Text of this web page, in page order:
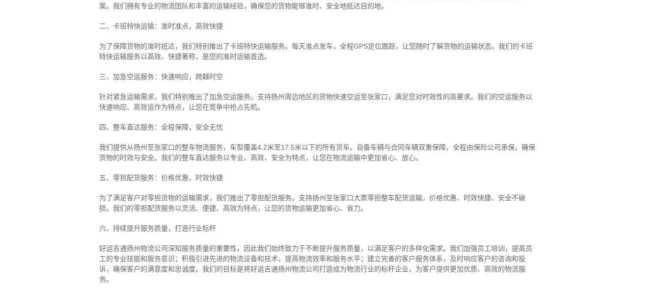
案。我们拥有专业的物流团队和丰富的运输经验，确保您的货物能够准时、安全地抵达目的地。
二、卡班特快运输：准时准点，高效快捷
为了保障货物的准时抵达，我们特别推出了卡班特快运输服务。每天准点发车，全程GPS定位跟踪，让您随时了解货物的运输状态。我们的卡班
特快运输服务以高效、快捷著称，是您的准时运输首选。
三、加急空运服务：快速响应，跨越时空
针对紧急运输需求，我们特别推出了加急空运服务。支持扬州周边地区的货物快速空运至张家口，满足您对时效性的高要求。我们的空运服务以
快速响应、高效运作为特点，让您在竞争中抢占先机。
四、整车直达服务：全程保障，安全无忧
我们提供从扬州至张家口的整车物流服务，车型覆盖4.2米至17.5米以下的所有货车。自备车辆与合同车辆双重保障，全程由保险公司承保，确保
货物的时效与安全。我们的整车直达服务以专业、高效、安全为特点，让您在物流运输中更加省心、放心。
五、零担配货服务：价格优惠，时效快捷
为了满足客户对零担货物的运输需求，我们推出了零担配货服务。支持扬州至张家口大票零担整车配货运输，价格优惠、时效快捷、安全不破
损。我们的零担配货服务以灵活、便捷、高效为特点，让您的货物运输更加省心、省力。
六、持续提升服务质量，打造行业标杆
好运吉通扬州物流公司深知服务质量的重要性，因此我们始终致力于不断提升服务质量，以满足客户的多样化需求。我们加强员工培训，提高员
工的专业技能和服务意识；积极引进先进的物流设备和技术，提高物流效率和服务水平；建立完善的客户服务体系，及时响应客户的咨询和投
诉，确保客户的满意度和忠诚度。我们的目标是将好运吉通扬州物流公司打造成为物流行业的标杆企业，为客户提供更加优质、高效的物流服
务。